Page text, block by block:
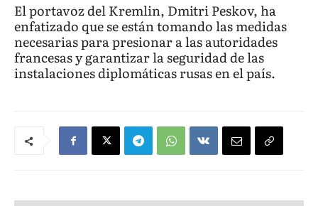
El portavoz del Kremlin, Dmitri Peskov, ha
enfatizado que se están tomando las medidas
necesarias para presionar a las autoridades
francesas y garantizar la seguridad de las
instalaciones diplomáticas rusas en el país.